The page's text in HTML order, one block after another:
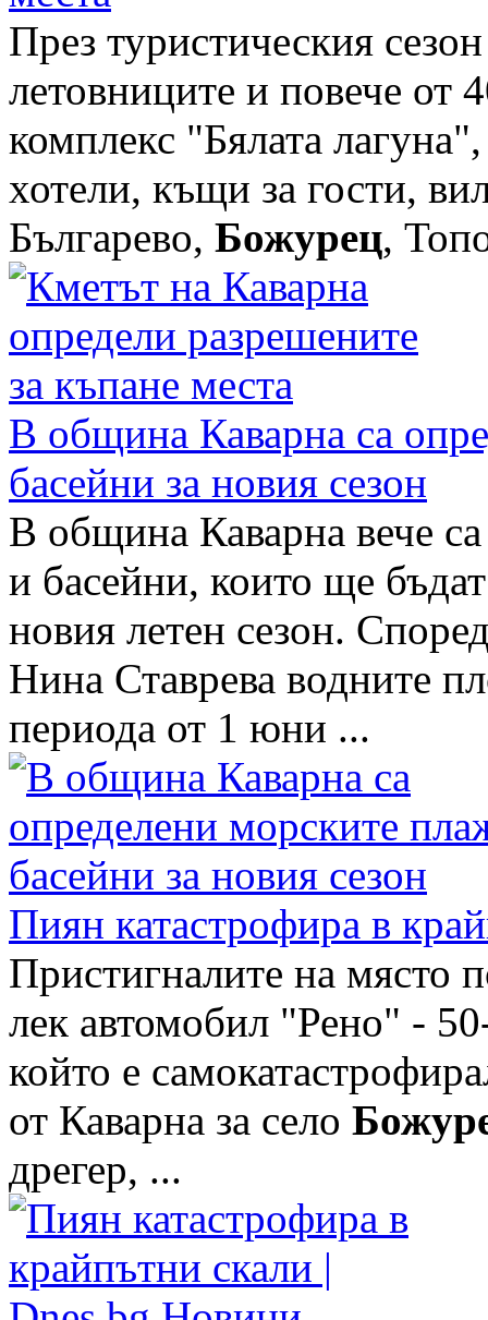
През туристическия
летовниците и повече от
комплекс "Бялата
хотели, къщи за гости,
Българево, Божурец,
В община Каварна са
басейни за новия сезон
В община Каварна вече
и басейни, които ще
новия летен сезон.
Нина Ставрева водните
периода от 1 юни ...
Пиян катастрофира в
Пристигналите на място
лек автомобил "Рено" -
който е
от Каварна за село
дрегер, ...